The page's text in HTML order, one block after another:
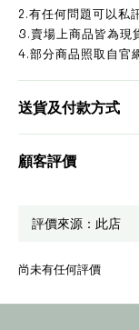
2.有任何問題可以私
3.賣場上商品皆為現
4.部分商品照取自官
送貨及付款方式
顧客評價
尚未有任何評價